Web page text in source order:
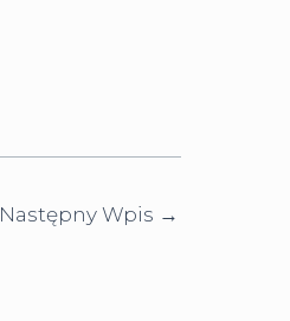
Następny Wpis →